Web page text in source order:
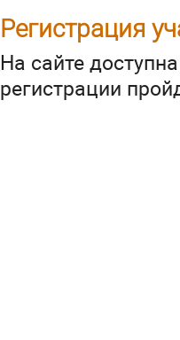
Регистрация
На сайте
регистрации